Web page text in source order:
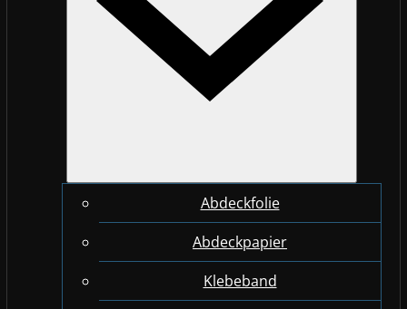
Abdeckfolie
Abdeckpapier
Klebeband